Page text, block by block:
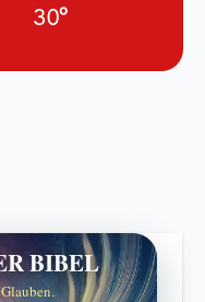
30°
BIBEL